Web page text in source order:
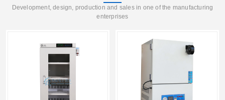
Development, design, production and sales in one of the manufacturing
enterprises